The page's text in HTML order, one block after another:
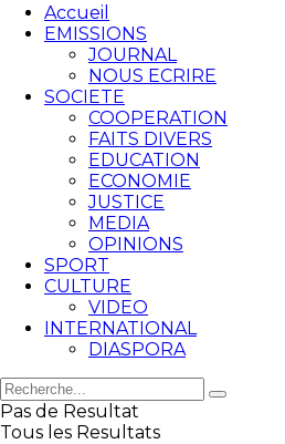
Accueil
EMISSIONS
JOURNAL
NOUS ECRIRE
SOCIETE
COOPERATION
FAITS DIVERS
EDUCATION
ECONOMIE
JUSTICE
MEDIA
OPINIONS
SPORT
CULTURE
VIDEO
INTERNATIONAL
DIASPORA
Pas de Resultat
Tous les Resultats